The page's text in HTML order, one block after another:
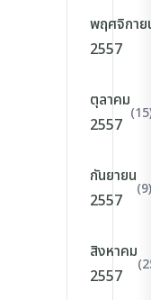
พฤศจิกาย
2557
ตุลาคม
2557
กันยายน
2557
(9)
สิงหาคม
2557